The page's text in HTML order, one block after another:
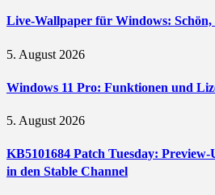
Live-Wallpaper für Windows: Schön,
5. August 2026
Windows 11 Pro: Funktionen und
5. August 2026
KB5101684 Patch Tuesday:
in den Stable Channel